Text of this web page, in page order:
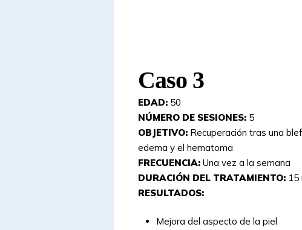
Caso 3
EDAD: 50
NÚMERO DE SESIONES: 5
OBJETIVO: Recuperación tras una
edema y el hematoma
FRECUENCIA: Una vez a la semana
DURACIÓN DEL TRATAMIENTO: 15
RESULTADOS:
Mejora del aspecto de la piel